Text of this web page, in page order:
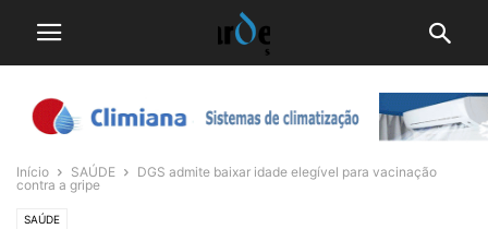
Início SAÚDE
DGS admite baixar idade elegível para vacinação
contra a gripe
SAÚDE